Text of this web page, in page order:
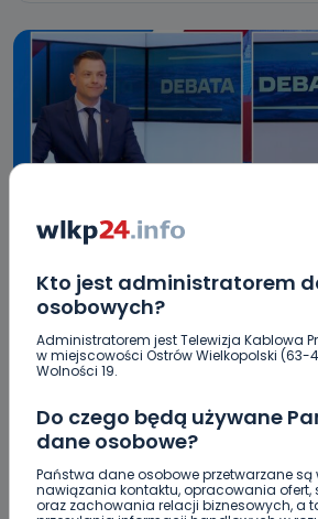
Kto jest administratorem
osobowych?
Administratorem jest Telewizja Kablowa
w miejscowości Ostrów Wielkopolski (63-
Wolności 19.
Do czego będą używane
dane osobowe?
Państwa dane osobowe przetwarzane są
nawiązania kontaktu, opracowania ofert,
oraz zachowania relacji biznesowych, a
REGION WIADOMOŚCI WYBORY
Gorąca debata kandydatów
Jarocina. Kto wygrał?
16.04.2024 21:42
Sebastian Matyszczak